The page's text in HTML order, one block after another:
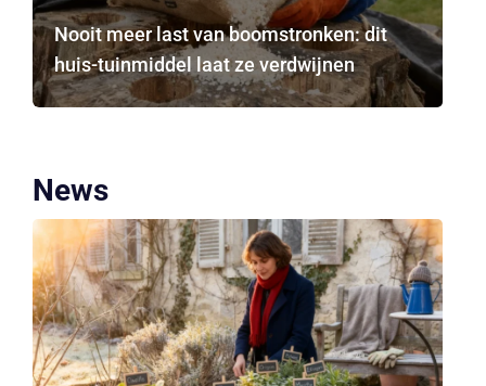
Nooit meer last van boomstronken: dit
huis-tuinmiddel laat ze verdwijnen
News